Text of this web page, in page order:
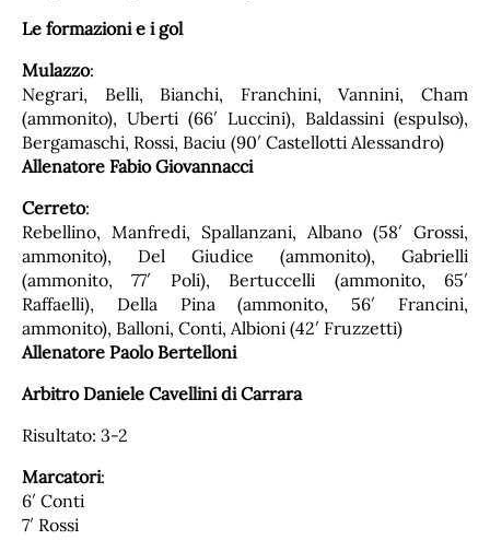
Le formazioni e i gol
Mulazzo:
Negrari, Belli, Bianchi, Franchini, Vannini, Cham
(ammonito), Uberti (66′ Luccini), Baldassini (espulso),
Bergamaschi, Rossi, Baciu (90′ Castellotti Alessandro)
Allenatore Fabio Giovannacci
Cerreto:
Rebellino, Manfredi, Spallanzani, Albano (58′ Grossi,
ammonito), Del Giudice (ammonito), Gabrielli
(ammonito, 77′ Poli), Bertuccelli (ammonito, 65′
Raffaelli), Della Pina (ammonito, 56′ Francini,
ammonito), Balloni, Conti, Albioni (42′ Fruzzetti)
Allenatore Paolo Bertelloni
Arbitro Daniele Cavellini di Carrara
Risultato: 3-2
Marcatori:
6′ Conti
7′ Rossi